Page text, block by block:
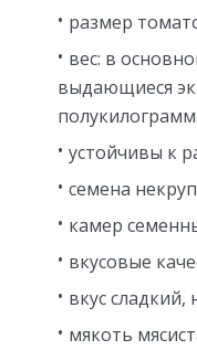
размер
вес: в
выдающиеся
устойчивы к
семена
камер
вкусовые
вкус
мякоть